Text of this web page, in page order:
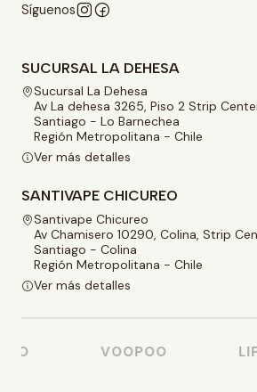
Síguenos
SUCURSAL LA DEHESA
Sucursal La Dehesa
Av La dehesa 3265, Piso 2 Strip
Santiago - Lo Barnechea
Región Metropolitana - Chile
Ver más detalles
SANTIVAPE CHICUREO
Santivape Chicureo
Av Chamisero 10290, Colina, Strip
Santiago - Colina
Región Metropolitana - Chile
Ver más detalles
VOOPOO